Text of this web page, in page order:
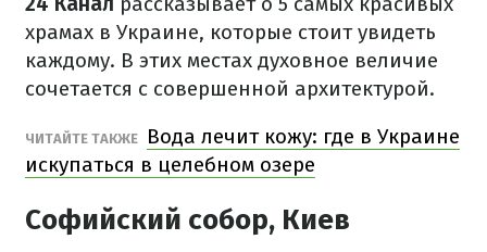
храмах в Украине, которые стоит увидеть
каждому. В этих местах духовное величие
сочетается с совершенной архитектурой.
ЧИТАЙТЕ ТАКЖЕ
Вода лечит кожу: где в Украине
искупаться в целебном озере
Софийский собор, Киев